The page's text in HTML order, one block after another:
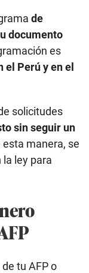
de
documento
es
el Perú y en el
solicitudes
sin seguir un
esta manera, se
ley para
tu AFP o